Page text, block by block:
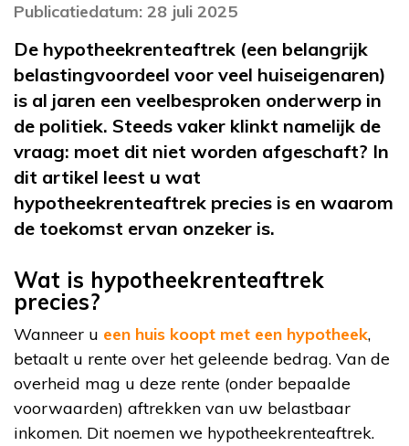
Publicatiedatum: 28 juli 2025
De hypotheekrenteaftrek (een belangrijk
belastingvoordeel voor veel huiseigenaren)
is al jaren een veelbesproken onderwerp in
de politiek. Steeds vaker klinkt namelijk de
vraag: moet dit niet worden afgeschaft? In
dit artikel leest u wat
hypotheekrenteaftrek precies is en waarom
de toekomst ervan onzeker is.
Wat is hypotheekrenteaftrek
precies?
Wanneer u een huis koopt met een hypotheek,
betaalt u rente over het geleende bedrag. Van de
overheid mag u deze rente (onder bepaalde
voorwaarden) aftrekken van uw belastbaar
inkomen. Dit noemen we hypotheekrenteaftrek.